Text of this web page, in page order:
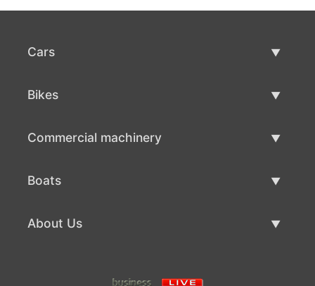
Cars
Bikes
Commercial machinery
Boats
About Us